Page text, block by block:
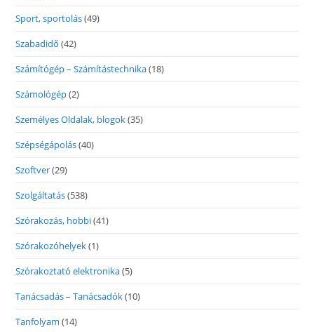
Sport, sportolás(49)
Szabadidő (42)
Számítógép – Számítástechnika(18)
Számológép(2)
Személyes Oldalak, blogok(35)
Szépségápolás(40)
Szoftver(29)
Szolgáltatás(538)
Szórakozás, hobbi(41)
Szórakozóhelyek(1)
Szórakoztató elektronika(5)
Tanácsadás – Tanácsadók(10)
Tanfolyam (14)